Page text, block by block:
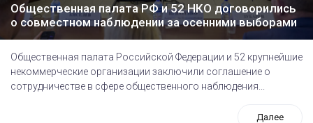
Общественная палата РФ и 52 НКО договорились
о совместном наблюдении за осенними выборами
Общественная палата Российской Федерации и 52 крупнейшие
некоммерческие организации заключили соглашение о
сотрудничестве в сфере общественного наблюдения...
Далее